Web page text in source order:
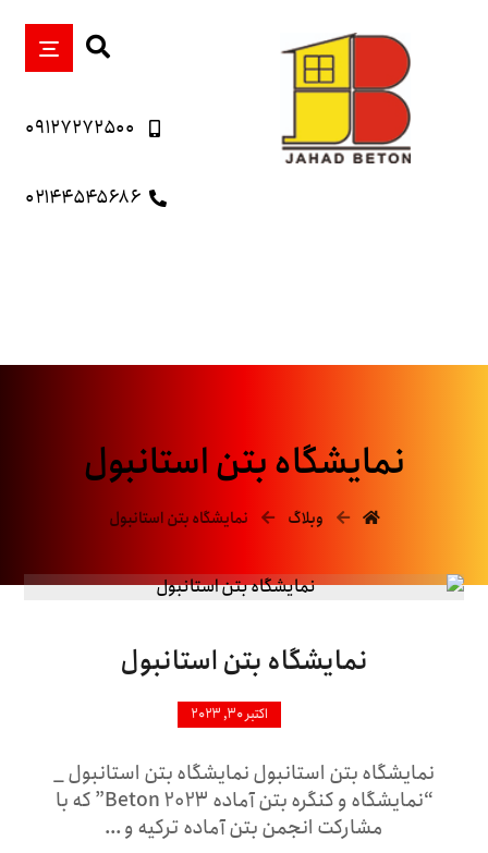
۰۹۱۲۷۲۷۲۵۰۰
۰۲۱۴۴۵۴۵۶۸۶
نمایشگاه بتن استانبول
وبلاگ نمایشگاه بتن استانبول
نمایشگاه بتن استانبول
اکتبر ۳۰, ۲۰۲۳
نمایشگاه بتن استانبول نمایشگاه بتن استانبول _
“نمایشگاه و کنگره بتن آماده 2023 Beton” که با
مشارکت انجمن بتن آماده ترکیه و ...